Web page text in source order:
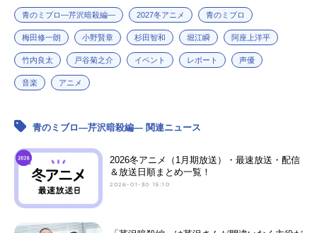
青のミブロ—芹沢暗殺編— 2027冬アニメ 青のミブロ
梅田修一朗 小野賢章 杉田智和 堀江瞬 阿座上洋平
竹内良太 戸谷菊之介 イベント レポート 声優
音楽 アニメ
青のミブロ—芹沢暗殺編— 関連ニュース
2026冬アニメ（1月期放送）・最速放送・配信
＆放送日順まとめ一覧！
2026-01-30 15:10